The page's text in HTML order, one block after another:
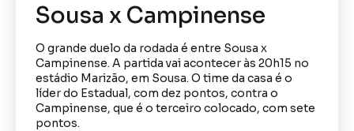
Sousa x Campinense
O grande duelo da rodada é entre Sousa x
Campinense. A partida vai acontecer às 20h15 no
estádio Marizão, em Sousa. O time da casa é o
líder do Estadual, com dez pontos, contra o
Campinense, que é o terceiro colocado, com sete
pontos.